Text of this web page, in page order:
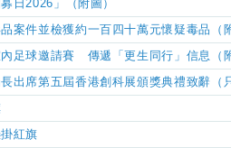
日2026」（附圖）
案件並檢獲約一百四十萬元懷疑毒品（
足球邀請賽 傳遞​「更生同行」信息（
出席第五屆香港創科展頒獎典禮致辭（
紅旗